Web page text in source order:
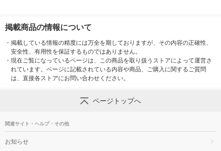
掲載商品の情報について
・ 掲載している情報の精度には万全を期しておりますが、その内容の正確性、
安全性、有用性を保証するものではありません。
・ 現在ご覧になっているページは、この商品を取り扱うストアによって運営さ
れています。ページに記載されている内容や商品、ご購入に関するご質問
は、直接各ストアにお問い合わせください。
ページトップへ
関連サイト・ヘルプ・その他
お知らせ